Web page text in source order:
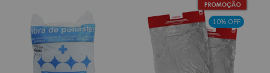
10% OFF